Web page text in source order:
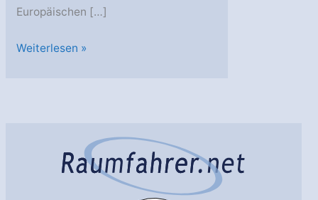
Europäischen […]
ESA
galaktische
Weiterlesen »